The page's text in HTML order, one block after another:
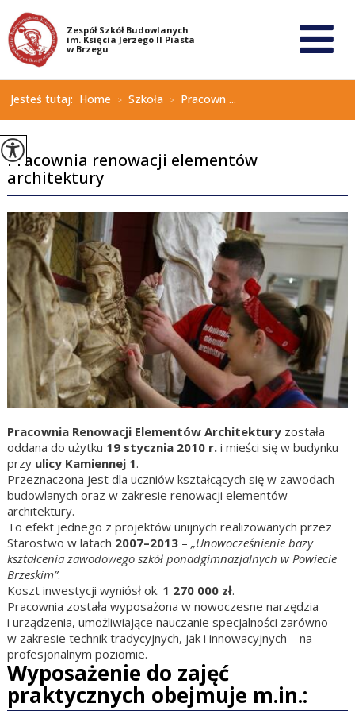
Jesteś tutaj: Home > Szkoła > Pracown ...
Pracownia renowacji elementów
architektury
Pracownia Renowacji Elementów Architekturyzostała
oddana do użytku 19 stycznia 2010 r.i mieści się w budynku
przy ulicy Kamiennej 1.
Przeznaczona jest dla uczniów kształcących się w zawodach
budowlanych oraz w zakresie renowacji elementów
architektury.
To efekt jednego z projektów unijnych realizowanych przez
Starostwo w latach 2007–2013– „Unowocześnienie bazy
kształcenia zawodowego szkół ponadgimnazjalnych w Powiecie
Brzeskim”.
Koszt inwestycji wyniósł ok. 1 270 000 zł.
Pracownia została wyposażona w nowoczesne narzędzia
i urządzenia, umożliwiające nauczanie specjalności zarówno
w zakresie technik tradycyjnych, jak i innowacyjnych – na
profesjonalnym poziomie.
Wyposażenie do zajęć
praktycznych obejmuje m.in.: